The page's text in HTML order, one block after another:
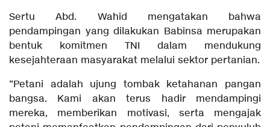
Sertu Abd. Wahid mengatakan bahwa
pendampingan yang dilakukan Babinsa merupakan
bentuk komitmen TNI dalam mendukung
kesejahteraan masyarakat melalui sektor pertanian.
“Petani adalah ujung tombak ketahanan pangan
bangsa. Kami akan terus hadir mendampingi
mereka, memberikan motivasi, serta mengajak